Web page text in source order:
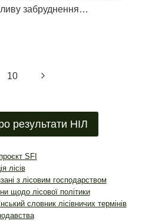
забруднення…
10 Наступна
результати НІЛ
SFI
лісів
з лісовим господарством
щодо лісової політики
словник лісівничих термінів